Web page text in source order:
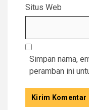
Situs Web
Simpan nama,
peramban ini